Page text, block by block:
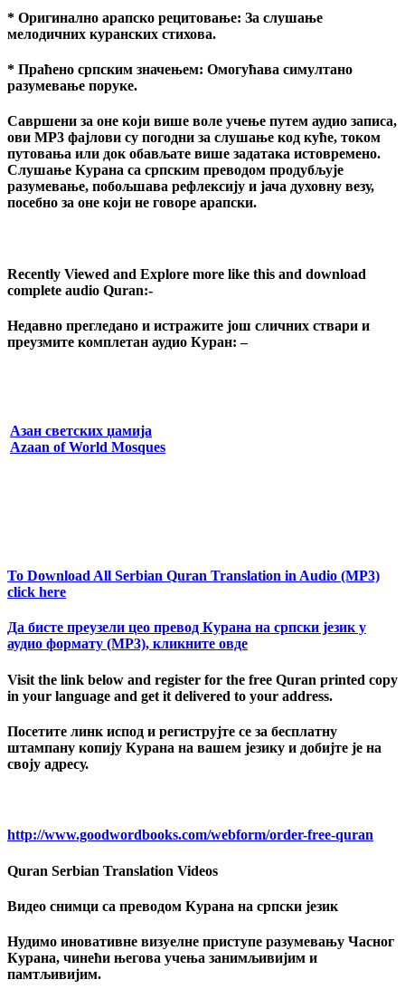
* Оригинално арапско рецитовање: За слушање
мелодичних куранских стихова.
* Праћено српским значењем: Омогућава симултано
разумевање поруке.
Савршени за оне који више воле учење путем аудио записа,
ови MP3 фајлови су погодни за слушање код куће, током
путовања или док обављате више задатака истовремено.
Слушање Курана са српским преводом продубљује
разумевање, побољшава рефлексију и јача духовну везу,
посебно за оне који не говоре арапски.
Recently Viewed and Explore more like this and download
complete audio Quran:-
Недавно прегледано и истражите још сличних ствари и
преузмите комплетан аудио Куран: –
Азан светских џамија
Azaan of World Mosques
To Download All Serbian Quran Translation in Audio (MP3)
click here
Да бисте преузели цео превод Курана на српски језик у
аудио формату (MP3), кликните овде
Visit the link below and register for the free Quran printed copy
in your language and get it delivered to your address.
Посетите линк испод и региструјте се за бесплатну
штампану копију Курана на вашем језику и добијте је на
своју адресу.
http://www.goodwordbooks.com/webform/order-free-quran
Quran Serbian Translation Videos
Видео снимци са преводом Курана на српски језик
Нудимо иновативне визуелне приступе разумевању Часног
Курана, чинећи његова учења занимљивијим и
памтљивијим.